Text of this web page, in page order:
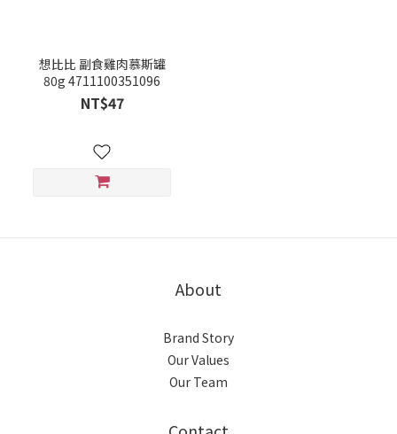
想比比 副食雞肉慕斯罐
80g 4711100351096
NT$47
About
Brand Story
Our Values
Our Team